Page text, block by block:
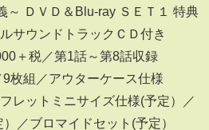
～ ＤＶＤ＆Blu-ray ＳＥＴ１ 特典
サウンドトラックＣＤ付き
＋税／第1話～第8話収録
枚組／アウターケース仕様
レットミニサイズ仕様(予定）／
／ブロマイドセット(予定）